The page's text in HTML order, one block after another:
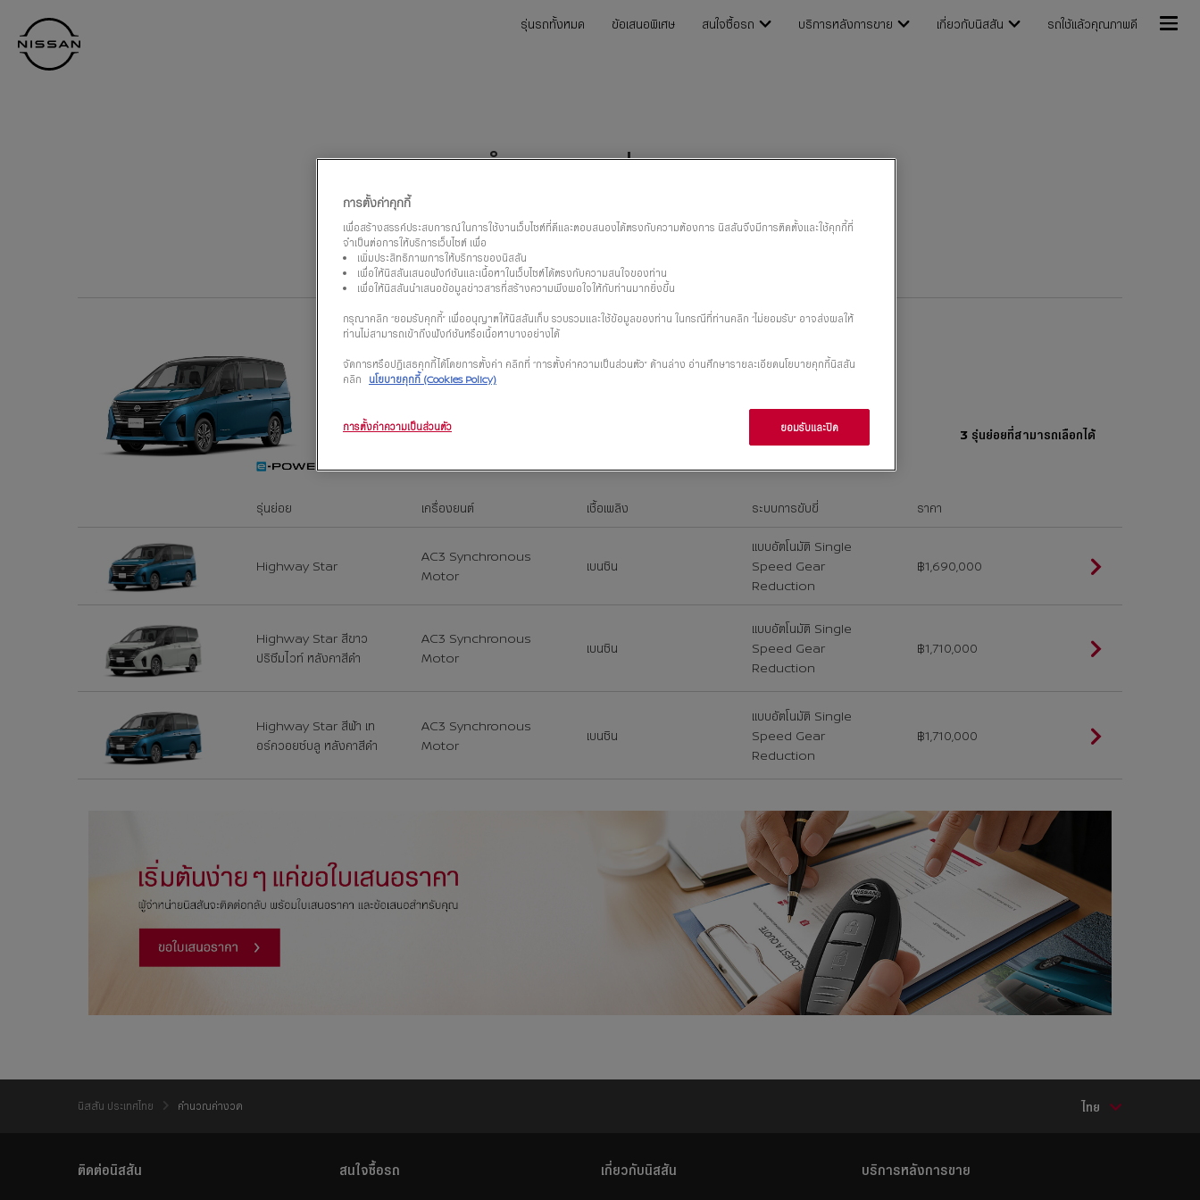
หน้า
Footer
รุ่นรถทั้งหมด ข้อเสนอพิเศษ สนใจซื้อรถ บริการหลังการขาย เกี่ยวกับนิสสัน รถใช้แล้วคุณภาพดี
คำนวณค่างวด
เลือกรุ่นย่อย สรุปราคา
นิสสัน เซเรน่า อี-พาว
เวอร์ ใหม่
3 รุ่นย่อยที่สามารถเลือกได้
รุ่นย่อย เครื่องยนต์ เชื้อเพลิง ระบบการขับขี่ ราคา
Highway Star
AC3 Synchronous
Motor
เบนซิน
แบบอัตโนมัติ Single
Speed Gear
Reduction
฿1,690,000
Highway Star สีขาว
ปริซึมไวท์ หลังคาสีดำ
AC3 Synchronous
Motor
เบนซิน
แบบอัตโนมัติ Single
Speed Gear
Reduction
฿1,710,000
Highway Star สีฟ้า เท
อร์ควอยซ์บลู หลังคาสีดำ
AC3 Synchronous
Motor
เบนซิน
แบบอัตโนมัติ Single
Speed Gear
Reduction
฿1,710,000
นิสสัน ประเทศไทย คำนวณค่างวด ไทย
ติดต่อนิสสัน สนใจซื้อรถ เกี่ยวกับนิสสัน บริการหลังการขาย
การตั้งค่าคุกกี้
เพื่อสร้างสรรค์ประสบการณ์ในการใช้งานเว็บไซต์ที่ดีและตอบสนองได้ตรงกับความต้องการ นิสสันจึงมีการติดตั้งและใช้คุกกี้ที่
จำเป็นต่อการให้บริการเว็บไซต์ เพื่อ
เพิ่มประสิทธิภาพการให้บริการของนิสสัน
เพื่อให้นิสสันเสนอฟังก์ชันและเนื้อหาในเว็บไซต์ได้ตรงกับความสนใจของท่าน
เพื่อให้นิสสันนำเสนอข้อมูลข่าวสารที่สร้างความพึงพอใจให้กับท่านมากยิ่งขึ้น
กรุณาคลิก “ยอมรับคุกกี้” เพื่ออนุญาตให้นิสสันเก็บ รวบรวมและใช้ข้อมูลของท่าน ในกรณีที่ท่านคลิก “ไม่ยอมรับ” อาจส่งผลให้
ท่านไม่สามารถเข้าถึงฟังก์ชันหรือเนื้อหาบางอย่างได้
จัดการหรือปฏิเสธคุกกี้ได้โดยการตั้งค่า คลิกที่ “การตั้งค่าความเป็นส่วนตัว” ด้านล่าง อ่านศึกษารายละเอียดนโยบายคุกกี้นิสสัน
คลิก
นโยบายคุกกี้ (Cookies Policy)
ยอมรับและปิด
การตั้งค่าความเป็นส่วนตัว